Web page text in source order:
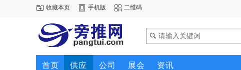
收藏本页 手机版 二维码
首页 供应 公司 展会 资讯